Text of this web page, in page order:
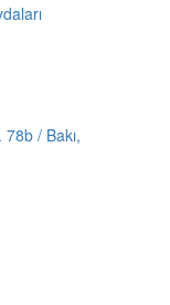
/ Bakı,